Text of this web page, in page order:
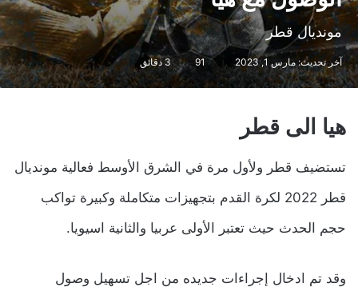
مونديال قطر
آخر تحديث: مارس 1, 2023 91
هيا الى قطر
تستضيف قطر ولأول مرة في الشرق الأوسط فعالية مونديال
قطر 2022 لكرة القدم بتجهيزات متكاملة وكبيرة تواكب
حجم الحدث حيث تعتبر الأولى عربيا والثانية اسيويا.
وقد تم ادخال إجراءات جديده من اجل تسهيل وصول